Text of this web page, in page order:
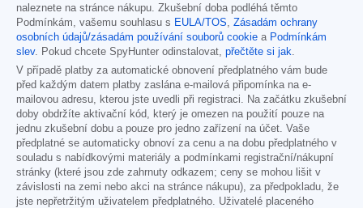
naleznete na stránce nákupu. Zkušební doba podléhá těmto
Podmínkám, vašemu souhlasu s EULA/TOS
Zásadám ochrany
osobních údajů/zásadám používání souborů cookie a Podmínkám
slev. Pokud chcete SpyHunter odinstalovat, přečtěte si jak
V případě platby za automatické obnovení předplatného vám bude
před každým datem platby zaslána e-mailová připomínka na e-
mailovou adresu, kterou jste uvedli při registraci. Na začátku zkušební
doby obdržíte aktivační kód, který je omezen na použití pouze na
jednu zkušební dobu a pouze pro jedno zařízení na účet. Vaše
předplatné se automaticky obnoví za cenu a na dobu předplatného v
souladu s nabídkovými materiály a podmínkami registrační/nákupní
stránky (které jsou zde zahrnuty odkazem; ceny se mohou lišit v
závislosti na zemi nebo akci na stránce nákupu), za předpokladu, že
jste nepřetržitým uživatelem předplatného. Uživatelé placeného